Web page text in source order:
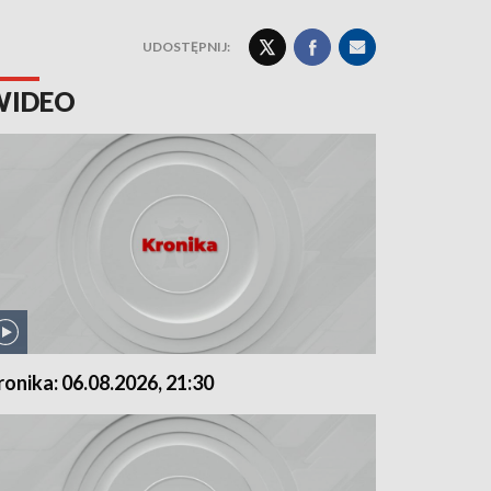
UDOSTĘPNIJ:
06.08.2026, 21:30